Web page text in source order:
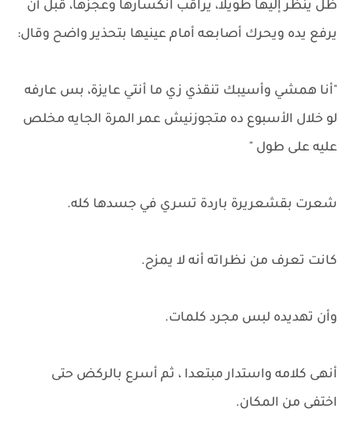
ظل ينظر إليها طويلا، يراقب انكسارها وعجزها، قبل أن
يرفع يده ويحرك أصابعه أمام عينيها بتحذير واضح وقال:
"أنا همشي وأسيبك تنقذي زي ما أنتي عايزة، بس عارفه
لو خلال الأسبوع ده متجوزنيش عمر المرة الجايه مخلص
عليه على طول "
شعرت بقشعريرة باردة تسري في جسدها كله.
كانت تعرف من نظراته أنه لا يمزح.
وأن تهديده لبس مجرد كلمات.
أنهى كلامه واستدار مبتعدا ، ثم أسرع بالركض حتى
اختفى من المكان.